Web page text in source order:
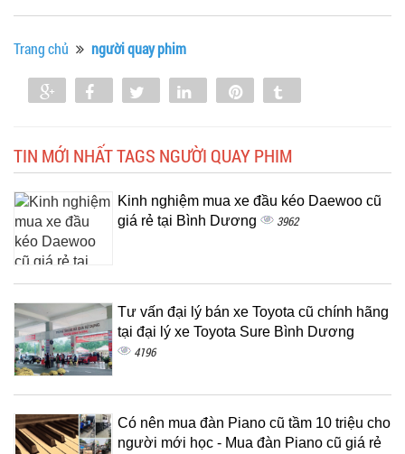
Trang chủ người quay phim
Share Share Tweet Share
TIN MỚI NHẤT TAGS NGƯỜI QUAY PHIM
Kinh nghiệm mua xe đầu kéo Daewoo cũ
giá rẻ tại Bình Dương
3962
Tư vấn đại lý bán xe Toyota cũ chính hãng
tại đại lý xe Toyota Sure Bình Dương
4196
Có nên mua đàn Piano cũ tầm 10 triệu cho
người mới học - Mua đàn Piano cũ giá rẻ